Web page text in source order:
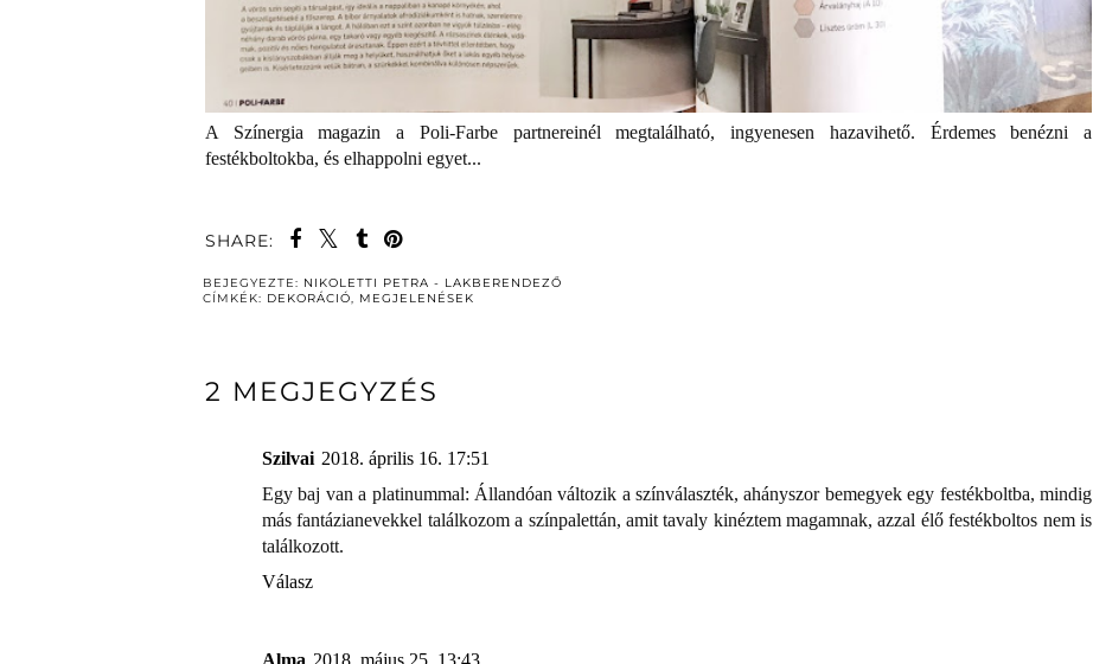
A Színergia magazin a Poli-Farbe partnereinél megtalálható, ingyenesen hazavihető. Érdemes benézni a
festékboltokba, és elhappolni egyet...
SHARE:
BEJEGYEZTE: NIKOLETTI PETRA - LAKBERENDEZŐ
CÍMKÉK: DEKORÁCIÓ, MEGJELENÉSEK
2 MEGJEGYZÉS
Szilvai 2018. április 16. 17:51
Egy baj van a platinummal: Állandóan változik a színválaszték, ahányszor bemegyek egy festékboltba, mindig
más fantázianevekkel találkozom a színpalettán, amit tavaly kinéztem magamnak, azzal élő festékboltos nem is
találkozott.
Válasz